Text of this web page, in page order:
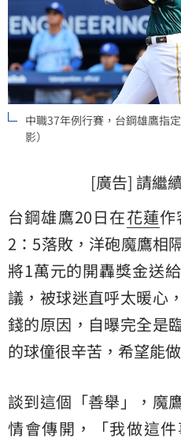
中職37年例行賽，台鋼雄鷹指
影）
[廣告] 請繼
台鋼雄鷹20日在花蓮作
2：5落敗，洋砲魔鷹相
將1萬元的開轟獎金送
議，被球迷直呼太暖心
錢的原因，自曝完全是
的球僮很辛苦，希望能
談到這個「善舉」，魔
情會傳開，「我做這